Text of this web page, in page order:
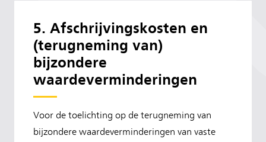
5. Afschrijvingskosten en
(terugneming van)
bijzondere
waardeverminderingen
Voor de toelichting op de terugneming van
bijzondere waardeverminderingen van vaste